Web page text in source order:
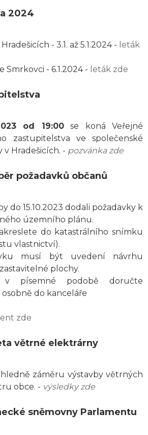
2024
- 3.1. až 5.1.2024 - leták
Smrkovci - 6.1.2024 - leták zde
od 19:00se koná Veřejné
zastupitelstva ve společenské
v Hradešicích. - pozvánka zde
požadavků občanů
do 15.10.2023 dodali požadavky k
územního plánu.
do katastrálního snímku
vlastnictví).
musí být uvedení návrhu
plochy.
v písemné podobě doručte
do kanceláře
zde
větrné elektrárny
záměru výstavby větrných
obce. - výsledky zde
sněmovny Parlamentu